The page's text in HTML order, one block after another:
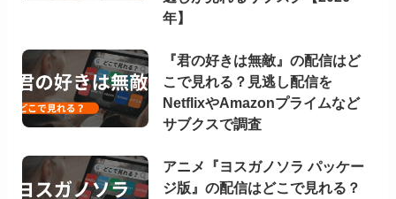
年】
『君の好きは無敵』の配信はど
こで見れる？見逃し配信を
NetflixやAmazonプライムなど
サブクスで調査
アニメ『ヨスガノソラ パッケー
ジ版』の配信はどこで見れる？